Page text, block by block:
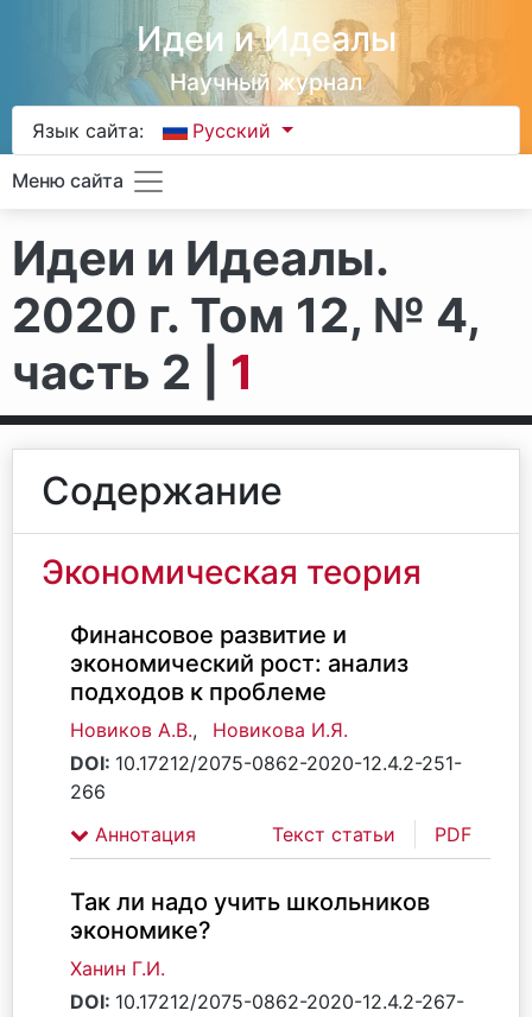
Идеи и Идеалы
Научный журнал
Язык сайта: Русский
Меню сайта
Идеи и Идеалы.
2020 г. Том 12, № 4,
часть 2 | 1
Содержание
Экономическая теория
Финансовое развитие и
экономический рост: анализ
подходов к проблеме
Новиков А.В.,
Новикова И.Я.
DOI: 10.17212/2075-0862-2020-12.4.2-251-
266
Аннотация
Текст статьи PDF
Так ли надо учить школьников
экономике?
Ханин Г.И.
DOI: 10.17212/2075-0862-2020-12.4.2-267-